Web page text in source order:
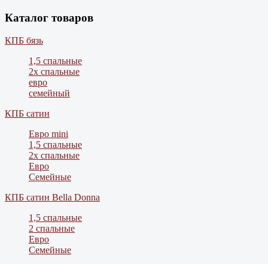
Каталог товаров
КПБ бязь
1,5 спальные
2х спальные
евро
семейный
КПБ сатин
Евро mini
1,5 спальные
2х спальные
Евро
Семейные
КПБ сатин Bella Donna
1,5 спальные
2 спальные
Евро
Семейные